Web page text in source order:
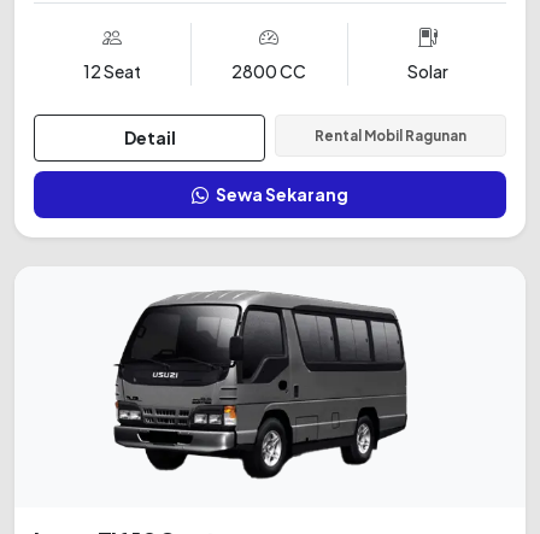
12 Seat 2800 CC Solar
Detail Rental Mobil Ragunan
Sewa Sekarang